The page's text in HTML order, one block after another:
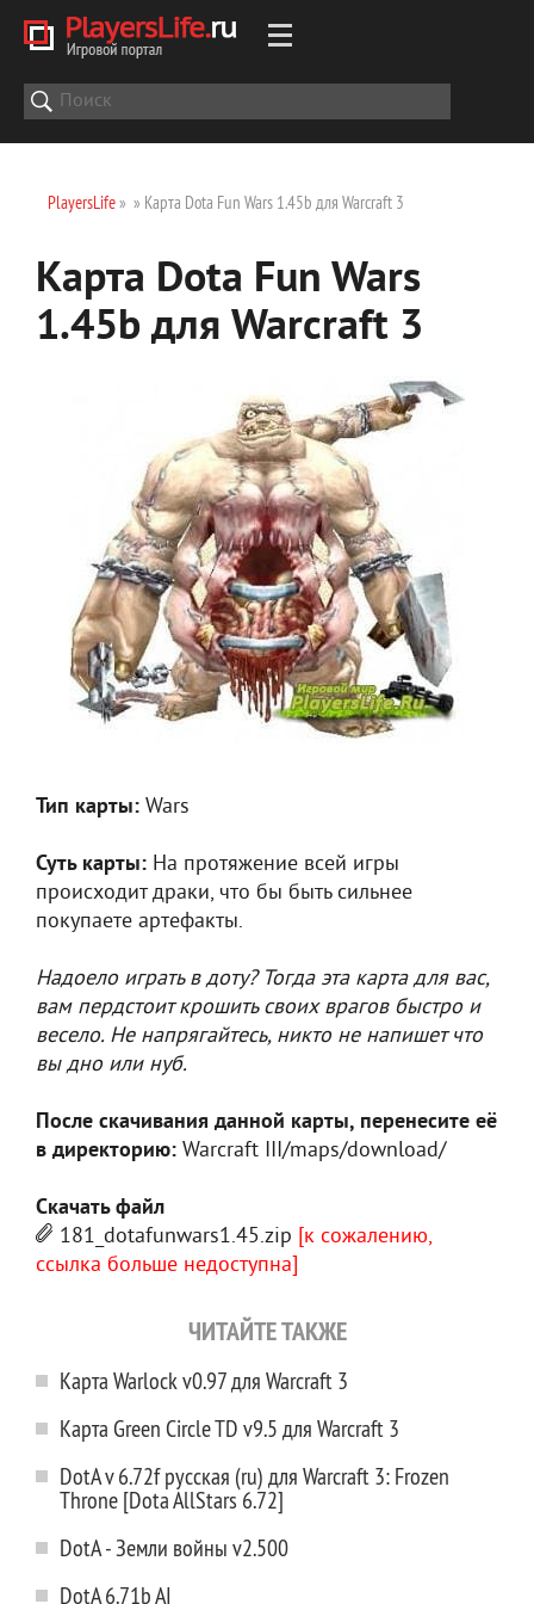
PlayersLife» » Карта Dota Fun Wars 1.45b для Warcraft 3
Карта Dota Fun Wars
1.45b для Warcraft 3
Тип карты: Wars
Суть карты: На протяжение всей игры
происходит драки, что бы быть сильнее
покупаете артефакты.
Надоело играть в доту? Тогда эта карта для вас,
вам пердстоит крошить своих врагов быстро и
весело. Не напрягайтесь, никто не напишет что
вы дно или нуб.
После скачивания данной карты, перенесите её
в директорию: Warcraft III/maps/download/
Скачать файл
181_dotafunwars1.45.zip [к сожалению,
ссылка больше недоступна]
ЧИТАЙТЕ ТАКЖЕ
Карта Warlock v0.97 для Warcraft 3
Карта Green Circle TD v9.5 для Warcraft 3
DotA v 6.72f русская (ru) для Warcraft 3: Frozen
Throne [Dota AllStars 6.72]
DotA - Земли войны v2.500
DotA 6.71b AI